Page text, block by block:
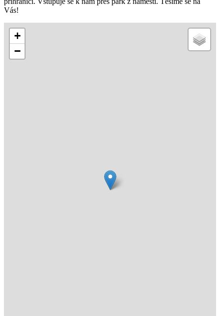
Vás!
+
−